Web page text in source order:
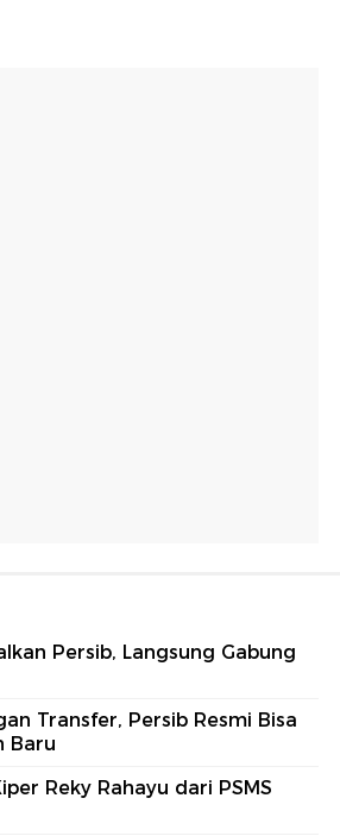
Persib, Langsung Gabung
Transfer, Persib Resmi Bisa
Baru
Reky Rahayu dari PSMS